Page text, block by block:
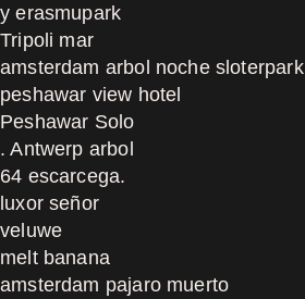
y erasmupark
Tripoli mar
amsterdam arbol noche sloterpark
peshawar view hotel
Peshawar Solo
. Antwerp arbol
64 escarcega.
luxor señor
veluwe
melt banana
amsterdam pajaro muerto